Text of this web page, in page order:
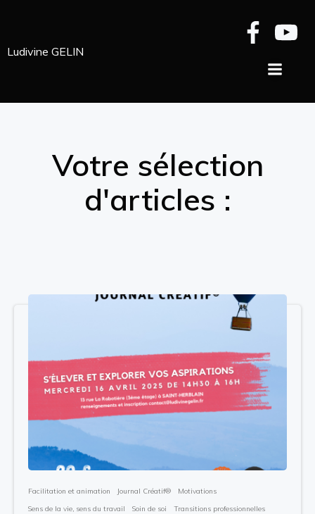
Ludivine GELIN
Votre sélection
d'articles :
Facilitation et animation Journal Créatif®
Motivations
Sens de la vie, sens du travail
Soin de soi Transitions professionnelles